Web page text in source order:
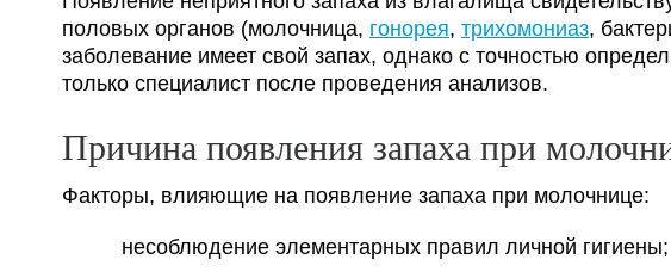
половых органов (молочница, гонорея, трихомониаз,
заболевание имеет свой запах, однако с точностью
только специалист после проведения анализов.
Причина появления запаха при
Факторы, влияющие на появление запаха при молочнице:
несоблюдение элементарных правил личной гигиены;